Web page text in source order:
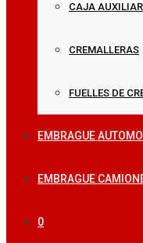
CAJA AUXILIAR
CREMALLERAS
FUELLES DE
EMBRAGUE
EMBRAGUE
0